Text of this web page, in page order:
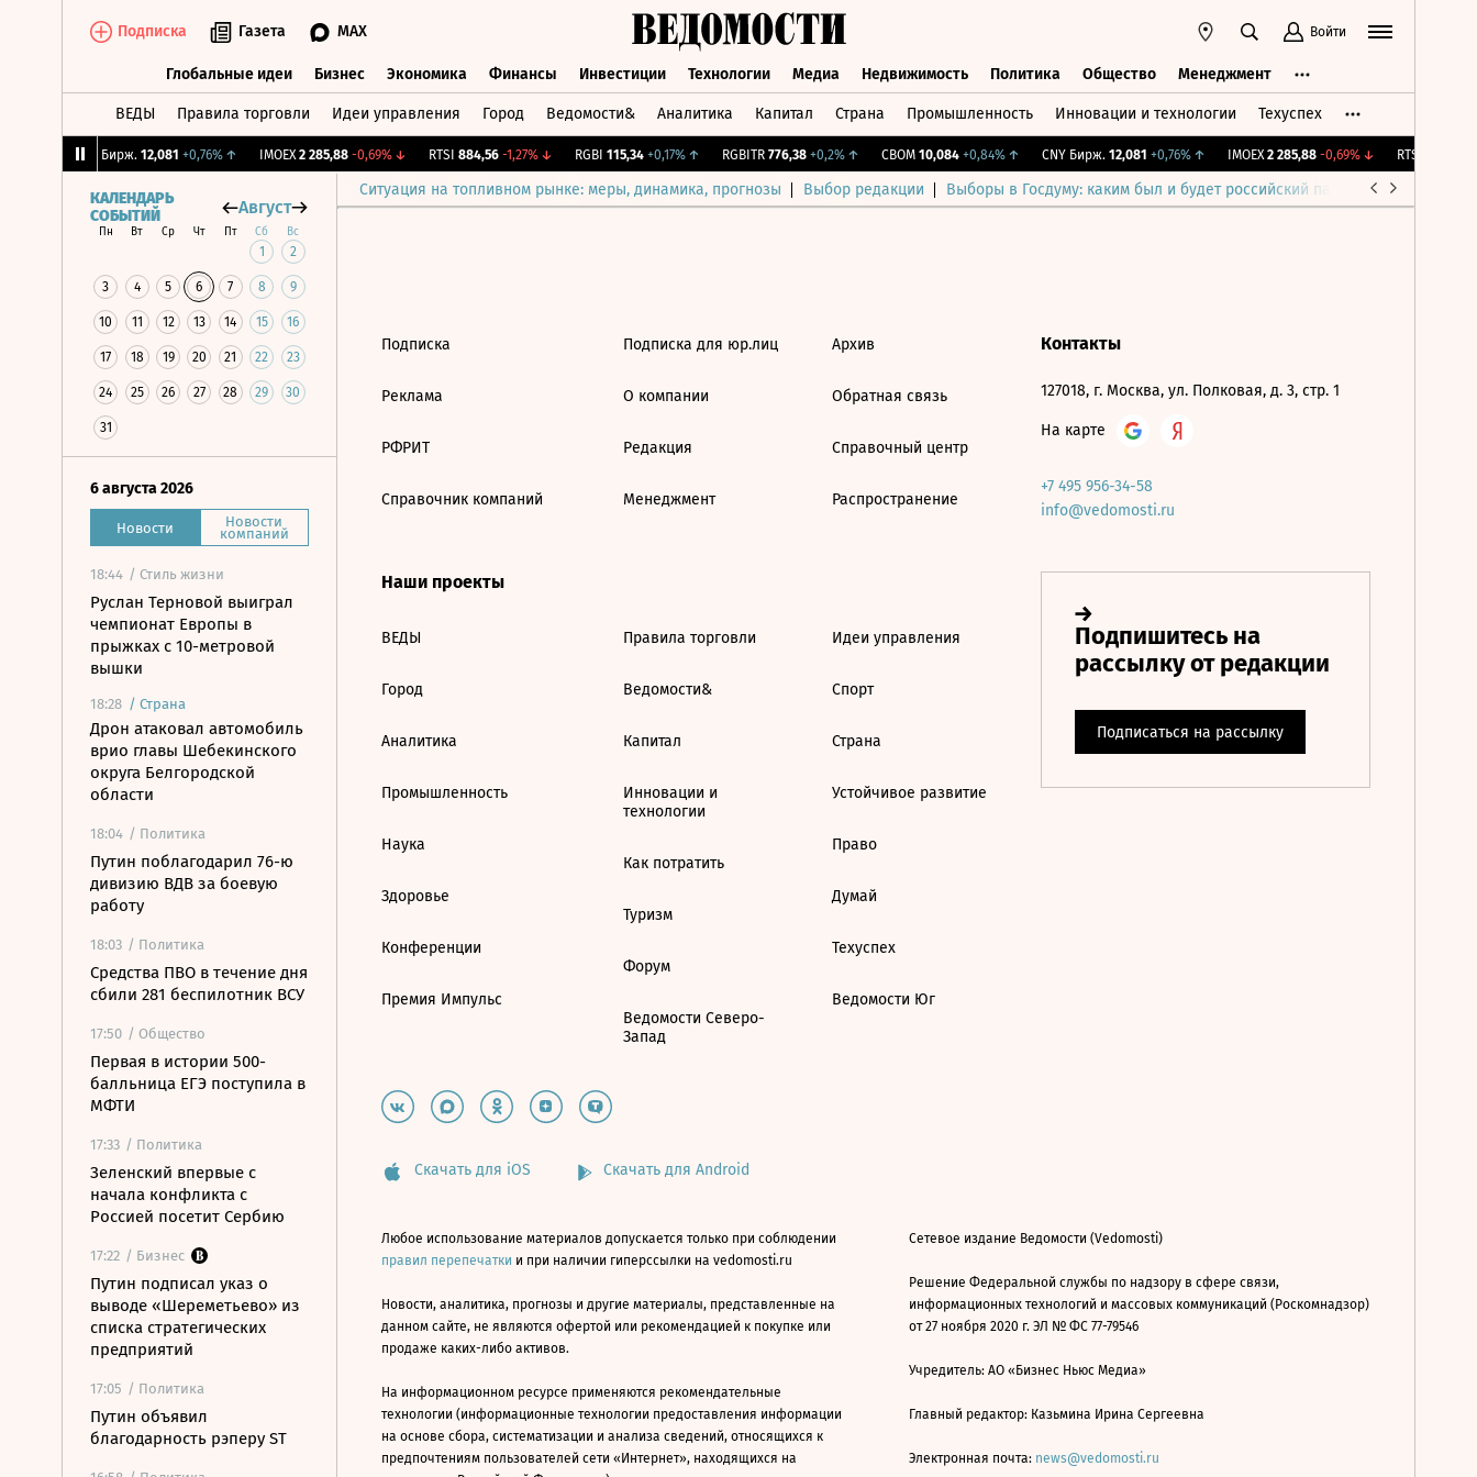
Подписка Газета MAX Войти
Глобальные идеи Бизнес Экономика Финансы Инвестиции Технологии Медиа Недвижимость Политика Общество Менеджмент
ВЕДЫ Правила торговли Идеи управления Город Ведомости& Аналитика Капитал Страна Промышленность Инновации и технологии Техуспех
CNY Бирж. 12,081 +0,76%↑ IMOEX 2 285,88 -0,69%↓ RTSI 884,56 -1,27%↓ RGBI 115,34 +0,17%↑ RGBITR 776,38 +0,2%↑ CBOM 10,084 +0,84%↑ CNY Бирж. 12,081 +0,76%↑ IMOEX 2 285,88 -0,69%↓ RTSI
Ситуация на топливном рынке: меры, динамика, прогнозы Выбор редакции Выборы в Госдуму: каким был и будет российский парламент
КАЛЕНДАРЬ
СОБЫТИЙ
Август
Пн Вт Ср Чт Пт Сб Вс
1 2
3 4 5 6 7 8 9
10 11 12 13 14 15 16
17 18 19 20 21 22 23
24 25 26 27 28 29 30
31
6 августа 2026
Новости Новости
компаний
18:44 / Стиль жизни
Руслан Терновой выиграл
чемпионат Европы в
прыжках с 10-метровой
вышки
18:28 / Страна
Дрон атаковал автомобиль
врио главы Шебекинского
округа Белгородской
области
18:04 / Политика
Путин поблагодарил 76-ю
дивизию ВДВ за боевую
работу
18:03 / Политика
Средства ПВО в течение дня
сбили 281 беспилотник ВСУ
17:50 / Общество
Первая в истории 500-
балльница ЕГЭ поступила в
МФТИ
17:33 / Политика
Зеленский впервые с
начала конфликта с
Россией посетит Сербию
17:22 / Бизнес
Путин подписал указ о
выводе «Шереметьево» из
списка стратегических
предприятий
17:05 / Политика
Путин объявил
благодарность рэперу ST
Подписка
Реклама
РФРИТ
Справочник компаний
Подписка для юр.лиц
О компании
Редакция
Менеджмент
Архив
Обратная связь
Справочный центр
Распространение
Наши проекты
ВЕДЫ
Город
Аналитика
Промышленность
Наука
Здоровье
Конференции
Премия Импульс
Правила торговли
Ведомости&
Капитал
Инновации и
технологии
Как потратить
Туризм
Форум
Ведомости Северо-
Запад
Идеи управления
Спорт
Страна
Устойчивое развитие
Право
Думай
Техуспех
Ведомости Юг
Контакты
127018, г. Москва, ул. Полковая, д. 3, стр. 1
На карте
+7 495 956-34-58
info@vedomosti.ru
Скачать для iOS Скачать для Android
Любое использование материалов допускается только при соблюдении
правил перепечатки и при наличии гиперссылки на vedomosti.ru
Новости, аналитика, прогнозы и другие материалы, представленные на
данном сайте, не являются офертой или рекомендацией к покупке или
продаже каких-либо активов.
На информационном ресурсе применяются рекомендательные
технологии (информационные технологии предоставления информации
на основе сбора, систематизации и анализа сведений, относящихся к
предпочтениям пользователей сети «Интернет», находящихся на
Сетевое издание Ведомости (Vedomosti)
Решение Федеральной службы по надзору в сфере связи,
информационных технологий и массовых коммуникаций (Роскомнадзор)
от 27 ноября 2020 г. ЭЛ № ФС 77-79546
Учредитель: АО «Бизнес Ньюс Медиа»
Главный редактор: Казьмина Ирина Сергеевна
Электронная почта: news@vedomosti.ru